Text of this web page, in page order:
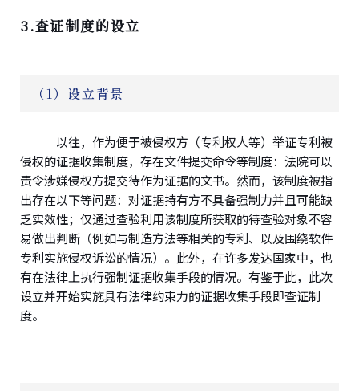
3.查证制度的设立
（1）设立背景
以往，作为便于被侵权方（专利权人等）举证专利被
侵权的证据收集制度，存在文件提交命令等制度：法院可以
责令涉嫌侵权方提交待作为证据的文书。然而，该制度被指
出存在以下等问题：对证据持有方不具备强制力并且可能缺
乏实效性；仅通过查验利用该制度所获取的待查验对象不容
易做出判断（例如与制造方法等相关的专利、以及围绕软件
专利实施侵权诉讼的情况）。此外，在许多发达国家中，也
有在法律上执行强制证据收集手段的情况。有鉴于此，此次
设立并开始实施具有法律约束力的证据收集手段即查证制
度。